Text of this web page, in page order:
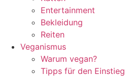
Entertainment
Bekleidung
Reiten
Veganismus
Warum vegan?
Tipps für den Einstieg